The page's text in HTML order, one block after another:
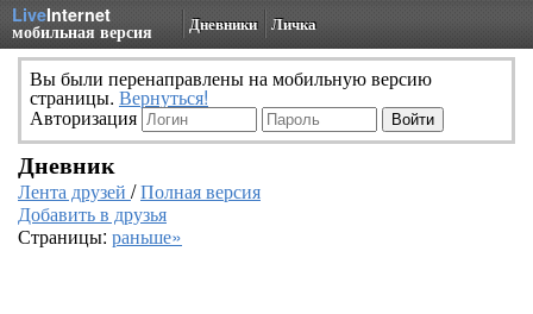
LiveInternet
мобильная версия Дневники Личка
Вы были перенаправлены на мобильную версию
страницы. Вернуться!
Авторизация
Дневник
Лента друзей /Полная версия
Добавить в друзья
Страницы: раньше»